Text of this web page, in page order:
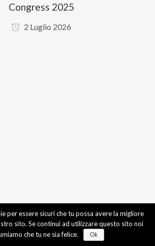
Congress 2025
2 Luglio 2026
per essere sicuri che tu possa avere la migliore
sito. Se continui ad utilizzare questo sito noi
che tu ne sia felice.
Ok